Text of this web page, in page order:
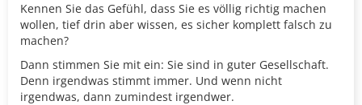
Kennen Sie das Gefühl, dass Sie es völlig richtig machen
wollen, tief drin aber wissen, es sicher komplett falsch zu
machen?
Dann stimmen Sie mit ein: Sie sind in guter Gesellschaft.
Denn irgendwas stimmt immer. Und wenn nicht
irgendwas, dann zumindest irgendwer.